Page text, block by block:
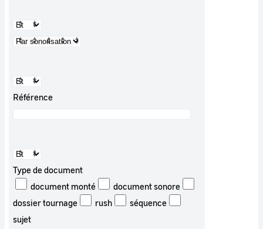
Référence
Type de document
document monté
document sonore
dossier tournage
rush
séquence
sujet